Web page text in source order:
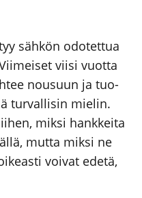
säh­kön odo­tet­tua
vii­si vuot­ta
nousuun ja tuo­
tur­val­li­sin mie­lin.
mik­si hank­kei­ta
mut­ta mik­si ne
voi­vat ede­tä,